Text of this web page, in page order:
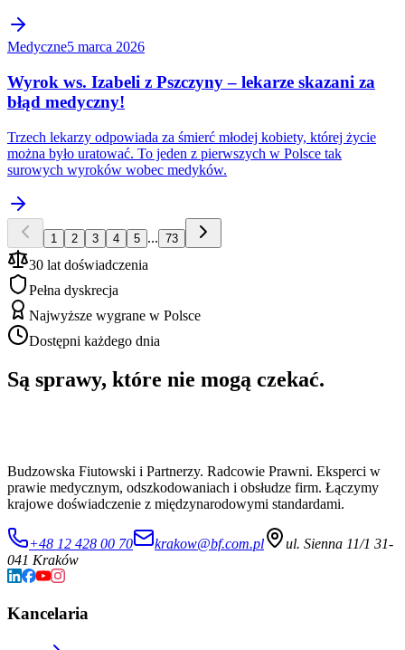
Medyczne5 marca 2026
Wyrok ws. Izabeli z Pszczyny – lekarze skazani za
błąd medyczny!
Trzech lekarzy odpowiada za śmierć młodej kobiety, której życie
można było uratować. To jeden z pierwszych w Polsce tak
surowych wyroków wobec medyków.
1 2 3 4 5 ... 73
30 lat doświadczenia
Pełna dyskrecja
Najwyższe wygrane w Polsce
Dostępni każdego dnia
Są sprawy, które nie mogą czekać.
Budzowska Fiutowski i Partnerzy. Radcowie Prawni. Eksperci w
prawie medycznym, odszkodowaniach i obsłudze firm. Łączymy
krajowe doświadczenie z międzynarodowymi standardami.
+48 12 428 00 70 krakow@bf.com.pl
ul. Sienna 11/1 31-
041 Kraków
Kancelaria